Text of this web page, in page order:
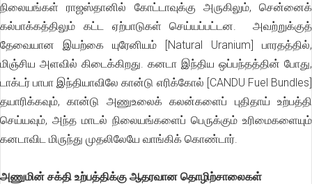
நிலையங்கள் ராஜஸ்தானில் கோட்டாவுக்கு அருகிலும், சென்னைக்
கல்பாக்கத்திலும் கட்ட ஏற்பாடுகள் செய்யப்பட்டன. அவற்றுக்குத்
தேவையான இயற்கை யுரேனியம் [Natural Uranium] பாரதத்தில்,
மிஞ்சிய அளவில் கிடைக்கிறது. கனடா இந்திய ஒப்பந்தத்தின் போது,
டாக்டர் பாபா இந்தியாவிலே கான்டு எரிக்கோல் [CANDU Fuel Bundles]
தயாரிக்கவும், கான்டு அணுஉலைக் கலன்களைப் புதிதாய் உற்பத்தி
செய்யவும், அந்த மாடல் நிலையங்களைப் பெருக்கும் உரிமைகளையும்
கனடாவிட மிருந்து முதலிலேயே வாங்கிக் கொண்டார்.
அணுமின் சக்தி உற்பத்திக்கு ஆதரவான தொழிற்சாலைகள்